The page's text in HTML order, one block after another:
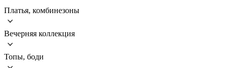
Платья, комбинезоны
Вечерняя коллекция
Топы, боди